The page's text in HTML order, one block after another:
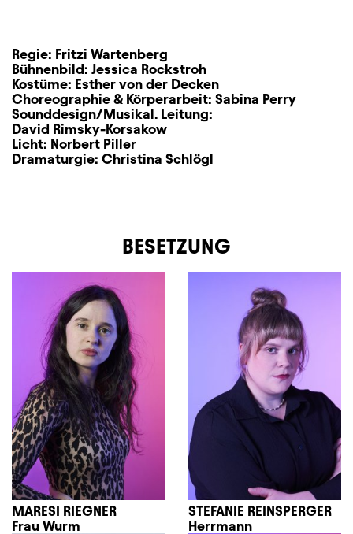
Regie: Fritzi Wartenberg
Bühnenbild: Jessica Rockstroh
Kostüme: Esther von der Decken
Choreographie & Körperarbeit: Sabina Perry
Sounddesign/Musikal. Leitung:
David Rimsky-Korsakow
Licht: Norbert Piller
Dramaturgie: Christina Schlögl
BESETZUNG
MARESI RIEGNER
Frau Wurm
STEFANIE REINSPERGER
Herrmann